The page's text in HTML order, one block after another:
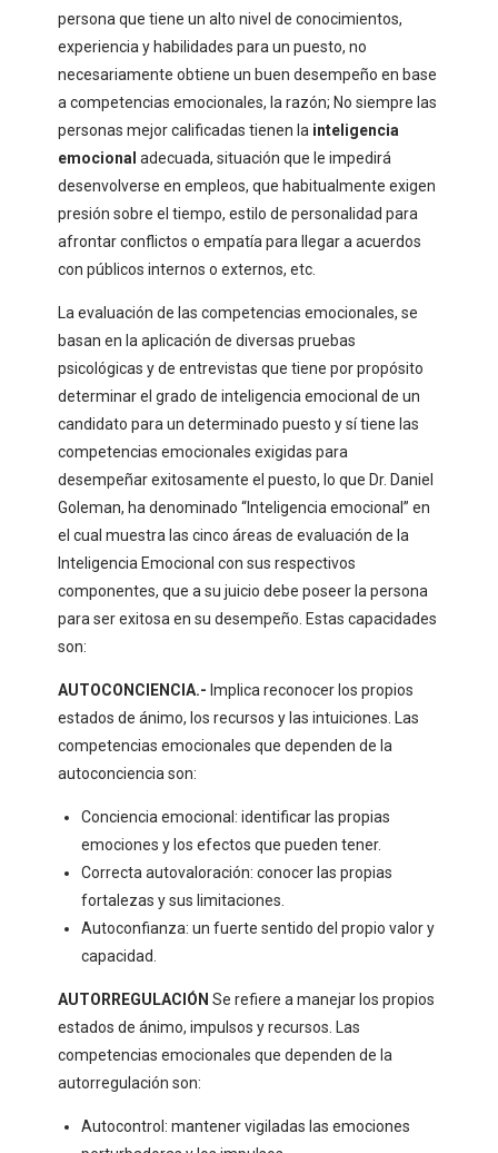
persona que tiene un alto nivel de conocimientos,
experiencia y habilidades para un puesto, no
necesariamente obtiene un buen desempeño en base
a competencias emocionales, la razón; No siempre las
personas mejor calificadas tienen la inteligencia
emocional adecuada, situación que le impedirá
desenvolverse en empleos, que habitualmente exigen
presión sobre el tiempo, estilo de personalidad para
afrontar conflictos o empatía para llegar a acuerdos
con públicos internos o externos, etc.
La evaluación de las competencias emocionales, se
basan en la aplicación de diversas pruebas
psicológicas y de entrevistas que tiene por propósito
determinar el grado de inteligencia emocional de un
candidato para un determinado puesto y sí tiene las
competencias emocionales exigidas para
desempeñar exitosamente el puesto, lo que Dr. Daniel
Goleman, ha denominado “Inteligencia emocional” en
el cual muestra las cinco áreas de evaluación de la
Inteligencia Emocional con sus respectivos
componentes, que a su juicio debe poseer la persona
para ser exitosa en su desempeño. Estas capacidades
son:
AUTOCONCIENCIA.- Implica reconocer los propios
estados de ánimo, los recursos y las intuiciones. Las
competencias emocionales que dependen de la
autoconciencia son:
Conciencia emocional: identificar las propias
emociones y los efectos que pueden tener.
Correcta autovaloración: conocer las propias
fortalezas y sus limitaciones.
Autoconfianza: un fuerte sentido del propio valor y
capacidad.
AUTORREGULACIÓN Se refiere a manejar los propios
estados de ánimo, impulsos y recursos. Las
competencias emocionales que dependen de la
autorregulación son:
Autocontrol: mantener vigiladas las emociones